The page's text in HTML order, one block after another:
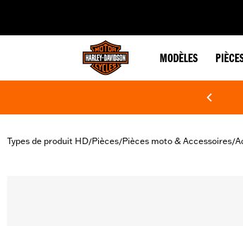
MODÈLES
Types de produit HD/Pièces/Pièces moto & Accessoires/